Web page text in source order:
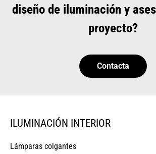
diseño de iluminación y
proyecto?
Contacta
ILUMINACIÓN INTERIOR
Lámparas colgantes